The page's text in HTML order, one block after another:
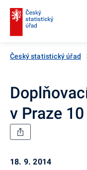
Český statistický úřad
v Praze 10
18. 9. 2014